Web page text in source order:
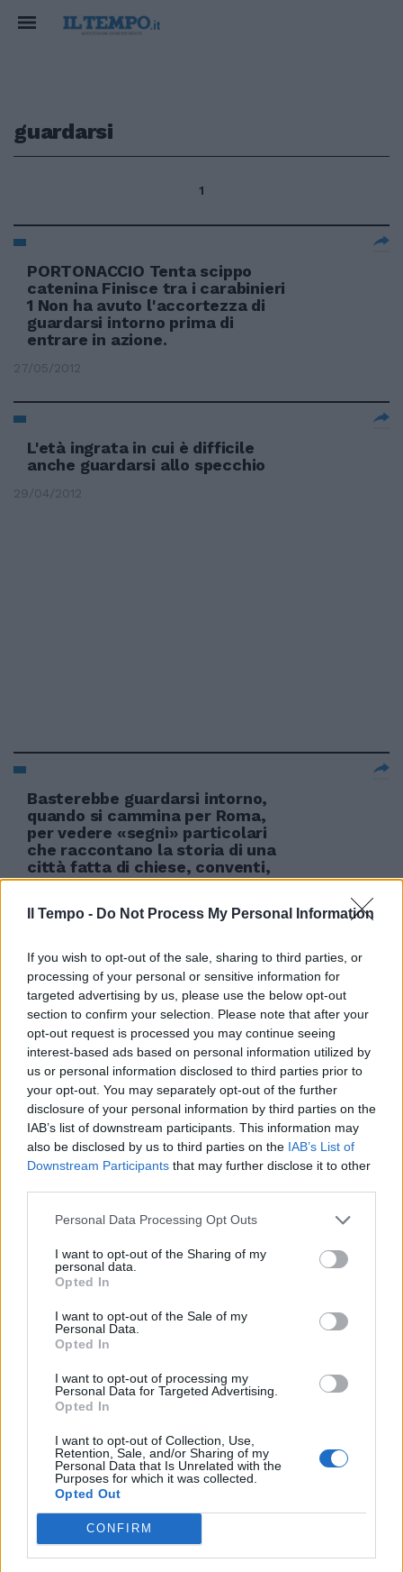
Il Tempo - Do Not Process My Personal Information
If you wish to opt-out of the sale, sharing to third parties, or
processing of your personal or sensitive information for
targeted advertising by us, please use the below opt-out
section to confirm your selection. Please note that after your
opt-out request is processed you may continue seeing
interest-based ads based on personal information utilized by
us or personal information disclosed to third parties prior to
your opt-out. You may separately opt-out of the further
disclosure of your personal information by third parties on the
IAB’s list of downstream participants. This information may
also be disclosed by us to third parties on the IAB’s List of
Downstream Participants that may further disclose it to other
Personal Data Processing Opt Outs
I want to opt-out of the Sharing of my
personal data.
Opted In
I want to opt-out of the Sale of my
Personal Data.
Opted In
I want to opt-out of processing my
Personal Data for Targeted Advertising.
Opted In
I want to opt-out of Collection, Use,
Retention, Sale, and/or Sharing of my
Personal Data that Is Unrelated with the
Purposes for which it was collected.
Opted Out
CONFIRM
guardarsi
1
PORTONACCIO Tenta scippo
catenina Finisce tra i carabinieri
1 Non ha avuto l'accortezza di
guardarsi intorno prima di
entrare in azione.
27/05/2012
L'età ingrata in cui è difficile
anche guardarsi allo specchio
29/04/2012
Basterebbe guardarsi intorno,
quando si cammina per Roma,
per vedere «segni» particolari
che raccontano la storia di una
città fatta di chiese, conventi,
palazzi, musei, colonne, archi...
08/04/2012
Faccia da clown Guardarsi allo
specchio e sporcarsi le mani
Ecco il pagliaccio
03/04/2011
La Lazio non sa più vincere
25/10/2009
dalla Ducati di Stoner
25/06/2008
guardarsi dalla squadra di
Mancini, che quest'anno è
fortissima, proprio come la
Roma.
29/07/2005
In palestra meglio non guardarsi
allo specchio